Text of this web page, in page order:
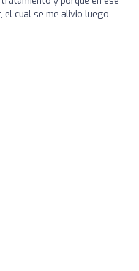
cual se me alivio luego